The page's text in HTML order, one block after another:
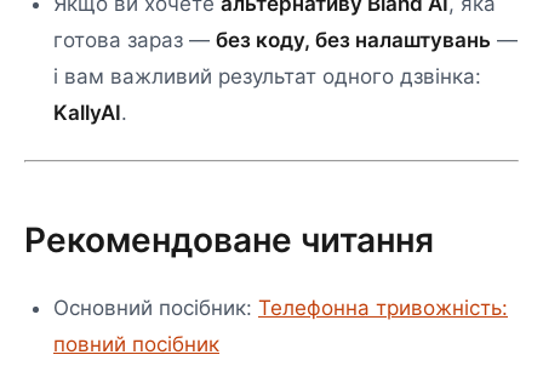
готова зараз — без коду, без налаштувань —
і вам важливий результат одного дзвінка:
KallyAI.
Рекомендоване читання
Основний посібник: Телефонна тривожність:
повний посібник